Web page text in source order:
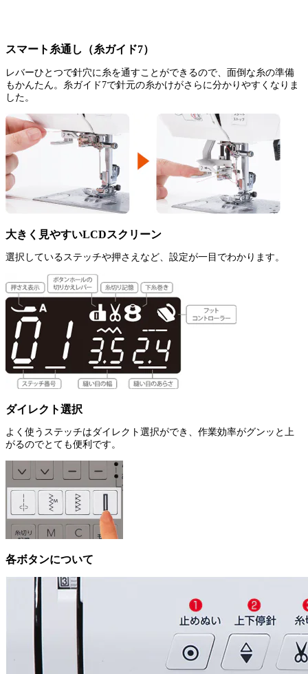
スマート糸通し（糸ガイド7）
レバーひとつで針穴に糸を通すことができるので、面倒な糸の準備
もかんたん。糸ガイド7で針元の糸かけがさらに分かりやすくなりま
した。
大きく見やすいLCDスクリーン
選択しているステッチや押さえなど、設定が一目でわかります。
ダイレクト選択
よく使うステッチはダイレクト選択ができ、作業効率がグンッと上
がるのでとても便利です。
各ボタンについて